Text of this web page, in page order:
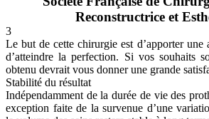
Reconstructrice et
3
Le but de cette chirurgie est d’apporter une
d’atteindre la perfection. Si vos souhaits
obtenu devrait vous donner une grande
Stabilité du résultat
Indépendamment de la durée de vie des
exception faite de la survenue d’une